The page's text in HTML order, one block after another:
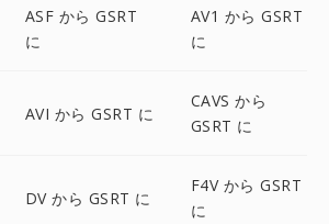
ASF から GSRT
に
AV1 から GSRT
に
AVI から GSRT に
CAVS から
GSRT に
DV から GSRT に
F4V から GSRT
に